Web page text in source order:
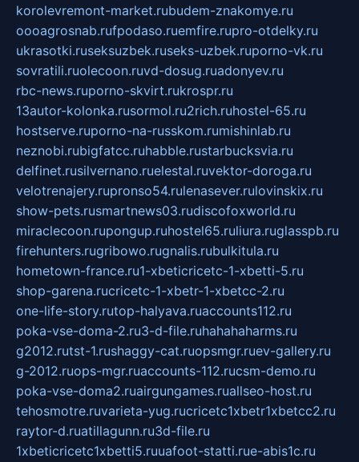
korolevremont-market.rubudem-znakomye.ru
oooagrosnab.rufpodaso.ruemfire.rupro-otdelky.ru
ukrasotki.ruseksuzbek.ruseks-uzbek.ruporno-vk.ru
sovratili.ruolecoon.ruvd-dosug.ruadonyev.ru
rbc-news.ruporno-skvirt.rukrospr.ru
13autor-kolonka.rusormol.ru2rich.ruhostel-65.ru
hostserve.ruporno-na-russkom.rumishinlab.ru
neznobi.rubigfatcc.ruhabble.rustarbucksvia.ru
delfinet.rusilvernano.ruelestal.ruvektor-doroga.ru
velotrenajery.rupronso54.rulenasever.rulovinskix.ru
show-pets.rusmartnews03.rudiscofoxworld.ru
miraclecoon.rupongup.ruhostel65.ruliura.ruglasspb.ru
firehunters.rugribowo.rugnalis.rubulkitula.ru
hometown-france.ru1-xbeticricetc-1-xbetti-5.ru
shop-garena.rucricetc-1-xbetr-1-xbetcc-2.ru
one-life-story.rutop-halyava.ruaccounts112.ru
poka-vse-doma-2.ru3-d-file.ruhahahaharms.ru
g2012.rutst-1.rushaggy-cat.ruopsmgr.ruev-gallery.ru
g-2012.ruops-mgr.ruaccounts-112.rucsm-demo.ru
poka-vse-doma2.ruairgungames.ruallseo-host.ru
tehosmotre.ruvarieta-yug.rucricetc1xbetr1xbetcc2.ru
raytor-d.ruatillagunn.ru3d-file.ru
1xbeticricetc1xbetti5.ruuafoot-statti.rue-abis1c.ru